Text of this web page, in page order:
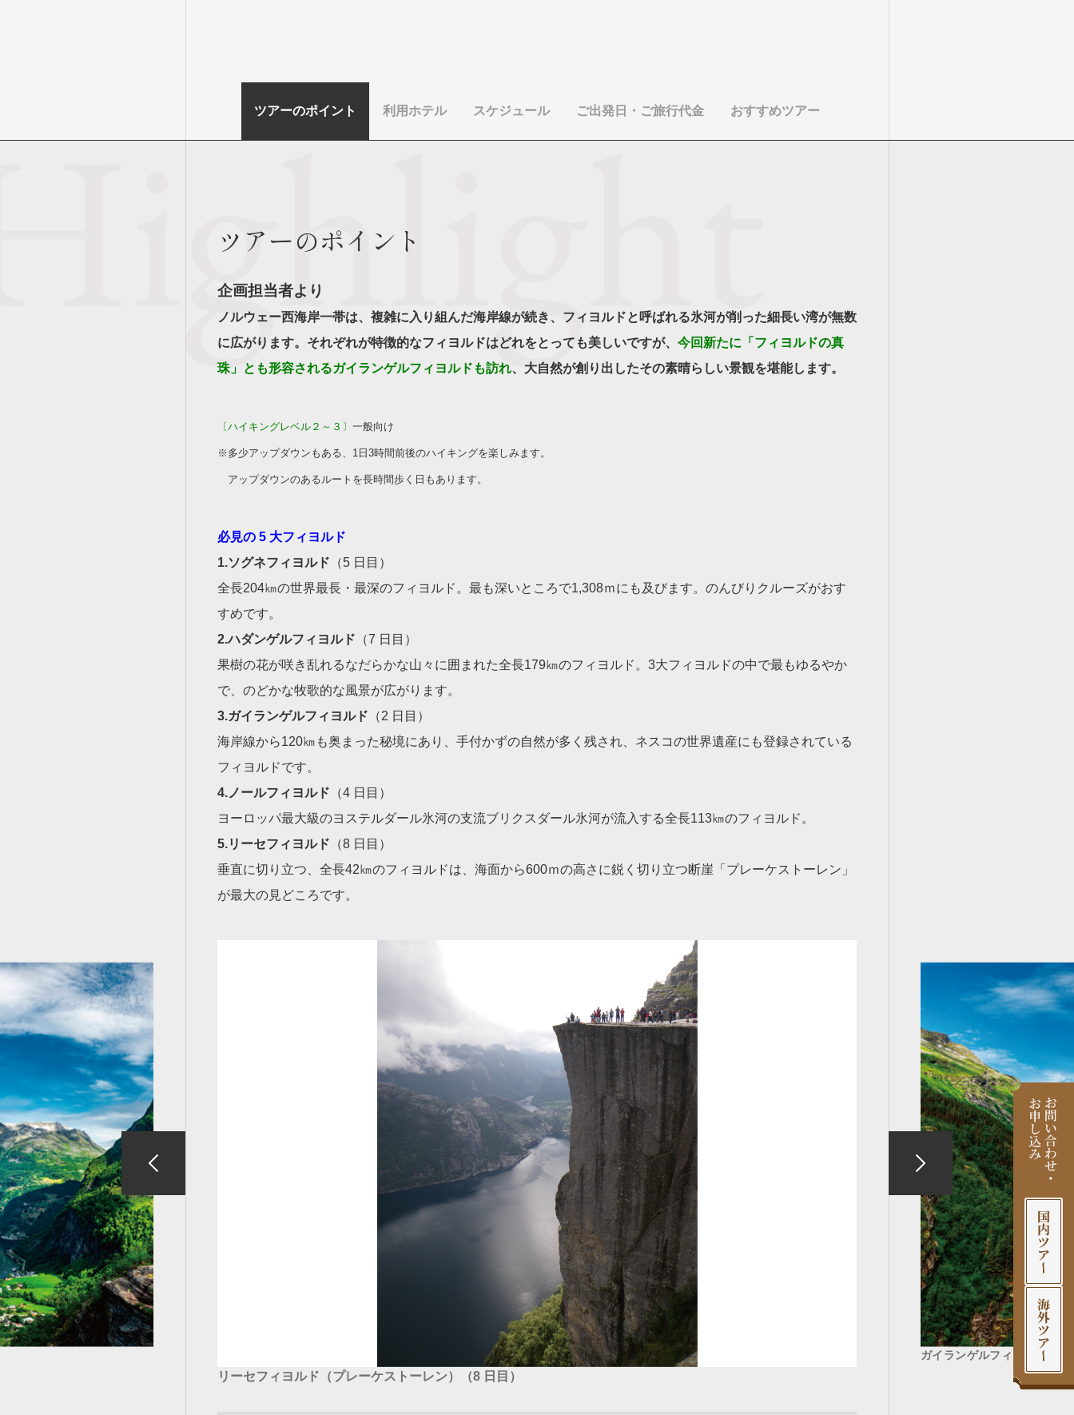
ツアーのポイント 利用ホテル スケジュール ご出発日・ご旅行代金 おすすめツアー
ツアーのポイント
企画担当者より
ノルウェー西海岸一帯は、複雑に入り組んだ海岸線が続き、フィヨルドと呼ばれる氷河が削った細長い湾が無数
に広がります。それぞれが特徴的なフィヨルドはどれをとっても美しいですが、 今回新たに「フィヨルドの真
珠」とも形容されるガイランゲルフィヨルドも訪れ、大自然が創り出したその素晴らしい景観を堪能します。
〔ハイキングレベル２～３〕 一般向け
※多少アップダウンもある、1日3時間前後のハイキングを楽しみます。
アップダウンのあるルートを長時間歩く日もあります。
必見の 5 大フィヨルド
1.ソグネフィヨルド （5 日目）
全長204㎞の世界最長・最深のフィヨルド。最も深いところで1,308ｍにも及びます。のんびりクルーズがおす
すめです。
2.ハダンゲルフィヨルド （7 日目）
果樹の花が咲き乱れるなだらかな山々に囲まれた全長179㎞のフィヨルド。3大フィヨルドの中で最もゆるやか
で、のどかな牧歌的な風景が広がります。
3.ガイランゲルフィヨルド （2 日目）
海岸線から120㎞も奥まった秘境にあり、手付かずの自然が多く残され、ネスコの世界遺産にも登録されている
フィヨルドです。
4.ノールフィヨルド （4 日目）
ヨーロッパ最大級のヨステルダール氷河の支流ブリクスダール氷河が流入する全長113㎞のフィヨルド。
5.リーセフィヨルド （8 日目）
垂直に切り立つ、全長42㎞のフィヨルドは、海面から600ｍの高さに鋭く切り立つ断崖「プレーケストーレン」
が最大の見どころです。
リーセフィヨルド（プレーケストーレン）（8 日目）
ガイランゲルフィヨルド（2